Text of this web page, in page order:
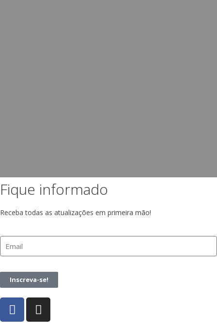
Fique informado
Receba todas as atualizações em primeira mão!
Inscreva-se!